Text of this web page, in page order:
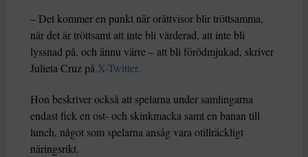
– Det kommer en punkt när orättvisor blir tröttsamma,
när det är tröttsamt att inte bli värderad, att inte bli
lyssnad på, och ännu värre – att bli förödmjukad, skriver
Julieta Cruz på X-Twitter.
Hon beskriver också att spelarna under samlingarna
endast fick en ost- och skinkmacka samt en banan till
lunch, något som spelarna ansåg vara otillräckligt
näringsrikt.